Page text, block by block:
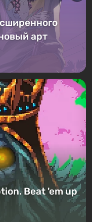
арт
Beat 'em up